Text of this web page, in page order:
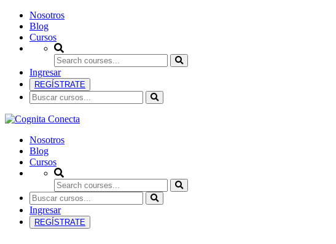
Nosotros
Blog
Cursos
Ingresar
REGÍSTRATE
Nosotros
Blog
Cursos
Ingresar
REGÍSTRATE